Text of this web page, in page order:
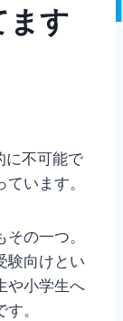
ます
に不可能で
います。
の一つ。
験向けとい
や小学生へ
。